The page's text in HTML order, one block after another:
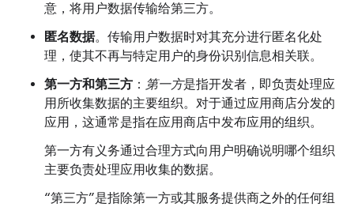
意，将用户数据传输给第三方。
匿名数据。传输用户数据时对其充分进行匿名化处
理，使其不再与特定用户的身份识别信息相关联。
第一方和第三方 ： 第一方是指开发者，即负责处理应
用所收集数据的主要组织。对于通过应用商店分发的
应用，这通常是指在应用商店中发布应用的组织。
第一方有义务通过合理方式向用户明确说明哪个组织
主要负责处理应用收集的数据。
“第三方”是指除第一方或其服务提供商之外的任何组